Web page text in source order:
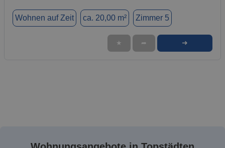
Wohnen auf Zeit ca. 20,00 m² Zimmer 5
★ ➦ ➜